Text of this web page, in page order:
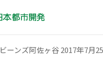
ビーンズ阿佐ヶ谷 2017年7月